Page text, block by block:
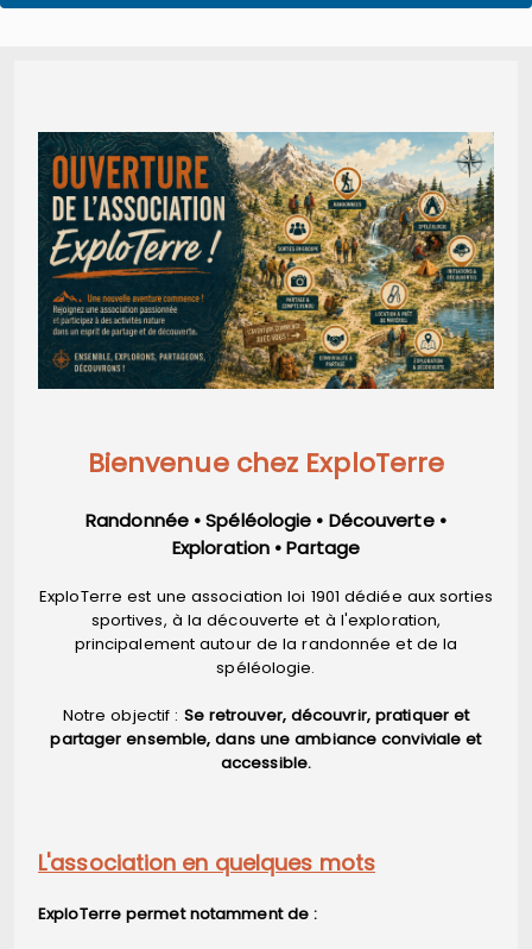
Bienvenue chez ExploTerre
Randonnée • Spéléologie • Découverte •
Exploration • Partage
ExploTerre est une association loi 1901 dédiée aux sorties
sportives, à la découverte et à l'exploration,
principalement autour de la randonnée et de la
spéléologie.
Notre objectif : Se retrouver, découvrir, pratiquer et
partager ensemble, dans une ambiance conviviale et
accessible.
L'association en quelques mots
ExploTerre permet notamment de :